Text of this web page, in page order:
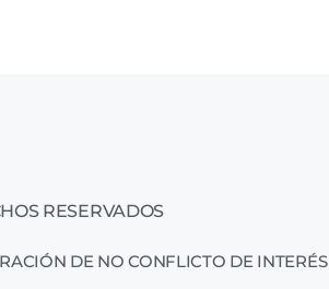
RESERVADOS
DE NO CONFLICTO DE INTERÉS